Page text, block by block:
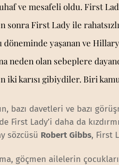
ve mesafeli oldu. First
sonra First Lady ile
döneminde yaşanan ve
neden olan sebeplere
iki karısı gibiydiler. Biri
bazı davetleri ve bazı
First Lady’i daha da
sözcüsü Robert Gibbs, First
göçmen ailelerin